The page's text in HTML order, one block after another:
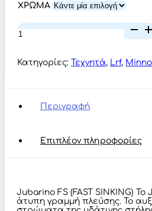
ΧΡΩΜΑ
MOLIX
JUBARINO
ποσότητα
Κατηγορίες: Τεχνητά, Lrf,
Περιγραφή
Επιπλέον πληροφορίες
Jubarino FS (FAST SINKING)
άτυπη γραμμή πλεύσης. Το